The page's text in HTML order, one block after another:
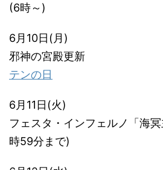
(6時～)
6月10日(月)
邪神の宮殿更新
テンの日
6月11日(火)
フェスタ・インフェルノ「海
時59分まで)